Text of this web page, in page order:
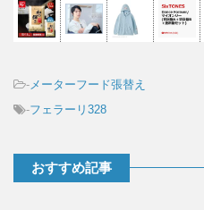
- メーターフード張替え
-フェラーリ328
おすすめ記事